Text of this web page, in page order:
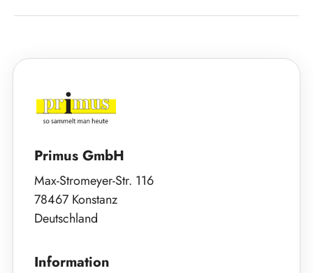
Primus GmbH
Max-Stromeyer-Str. 116
78467 Konstanz
Deutschland
Information